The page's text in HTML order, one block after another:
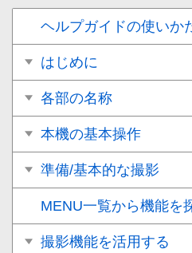
ヘルプガイドの使いか
はじめに
各部の名称
本機の基本操作
準備/基本的な撮影
MENU一覧から機能を
撮影機能を活用する